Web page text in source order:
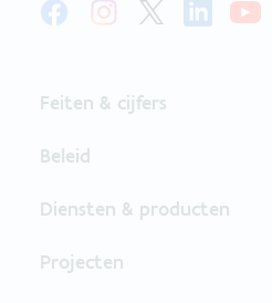
Feiten & cijfers
Beleid
Diensten & producten
Projecten